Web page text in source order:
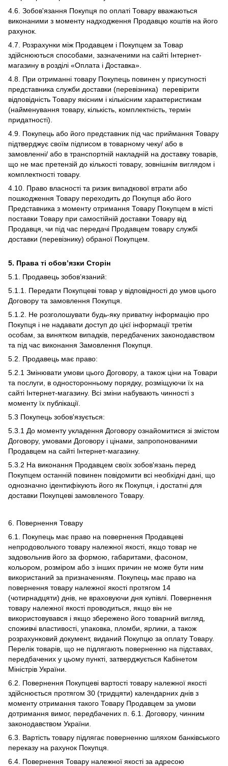
4.6. Зобов'язання Покупця по оплаті Товару вважаються
виконаними з моменту надходження Продавцю коштів на його
рахунок.
4.7. Розрахунки між Продавцем і Покупцем за Товар
здійснюються способами, зазначеними на сайті Інтернет-
магазину в розділі «Оплата і Доставка».
4.8. При отриманні товару Покупець повинен у присутності
представника служби доставки (перевізника) перевірити
відповідність Товару якісним і кількісним характеристикам
(найменування товару, кількість, комплектність, термін
придатності).
4.9. Покупець або його представник під час приймання Товару
підтверджує своїм підписом в товарному чеку/ або в
замовленні/ або в транспортній накладній на доставку товарів,
що не має претензій до кількості товару, зовнішнім виглядом і
комплектності товару.
4.10. Право власності та ризик випадкової втрати або
пошкодження Товару переходить до Покупця або його
Представника з моменту отримання Товару Покупцем в місті
поставки Товару при самостійній доставки Товару від
Продавця, чи під час передачі Продавцем товару службі
доставки (перевізнику) обраної Покупцем.
5. Права ті обов’язки Сторін
5.1. Продавець зобов’язаний:
5.1.1. Передати Покупцеві товар у відповідності до умов цього
Договору та замовлення Покупця.
5.1.2. Не розголошувати будь-яку приватну інформацію про
Покупця і не надавати доступ до цієї інформації третім
особам, за винятком випадків, передбачених законодавством
та під час виконання Замовлення Покупця.
5.2. Продавець має право:
5.2.1 Змінювати умови цього Договору, а також ціни на Товари
та послуги, в односторонньому порядку, розміщуючи їх на
сайті Інтернет-магазину. Всі зміни набувають чинності з
моменту їх публікації.
5.3 Покупець зобов'язується:
5.3.1 До моменту укладення Договору ознайомитися зі змістом
Договору, умовами Договору і цінами, запропонованими
Продавцем на сайті Інтернет-магазину.
5.3.2 На виконання Продавцем своїх зобов'язань перед
Покупцем останній повинен повідомити всі необхідні дані, що
однозначно ідентифікують його як Покупця, і достатні для
доставки Покупцеві замовленого Товару.
6. Повернення Товару
6.1. Покупець має право на повернення Продавцеві
непродовольчого товару належної якості, якщо товар не
задовольнив його за формою, габаритами, фасоном,
кольором, розміром або з інших причин не може бути ним
використаний за призначенням. Покупець має право на
повернення товару належної якості протягом 14
(чотирнадцяти) днів, не враховуючи дня купівлі. Повернення
товару належної якості проводиться, якщо він не
використовувався і якщо збережено його товарний вигляд,
споживчі властивості, упаковка, пломби, ярлики, а також
розрахунковий документ, виданий Покупцю за оплату Товару.
Перелік товарів, що не підлягають поверненню на підставах,
передбачених у цьому пункті, затверджується Кабінетом
Міністрів України.
6.2. Повернення Покупцеві вартості товару належної якості
здійснюється протягом 30 (тридцяти) календарних днів з
моменту отримання такого Товару Продавцем за умови
дотримання вимог, передбачених п. 6.1. Договору, чинним
законодавством України.
6.3. Вартість товару підлягає поверненню шляхом банківського
переказу на рахунок Покупця.
6.4. Повернення Товару належної якості за адресою